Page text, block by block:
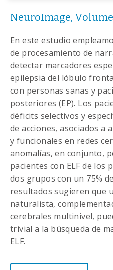
NeuroImage, Volume
En este estudio
de procesamiento de
detectar marcadores
epilepsia del lóbulo
con personas sanas y
posteriores (EP). Los
déficits selectivos y
de acciones, asociados a
y funcionales en redes
anomalías, en conjunto,
pacientes con ELF de
dos grupos con un 75%
resultados sugieren que
naturalista,
cerebrales multinivel,
trivial a la búsqueda de
ELF.